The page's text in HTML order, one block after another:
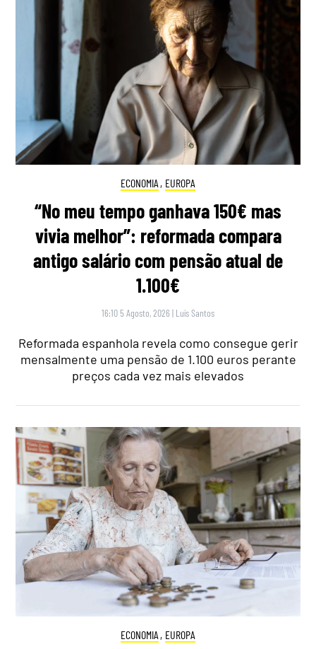
ECONOMIA , EUROPA
“No meu tempo ganhava 150€ mas
vivia melhor”: reformada compara
antigo salário com pensão atual de
1.100€
16:10 5 Agosto, 2026 | Luís Santos
Reformada espanhola revela como consegue gerir
mensalmente uma pensão de 1.100 euros perante
preços cada vez mais elevados
ECONOMIA , EUROPA